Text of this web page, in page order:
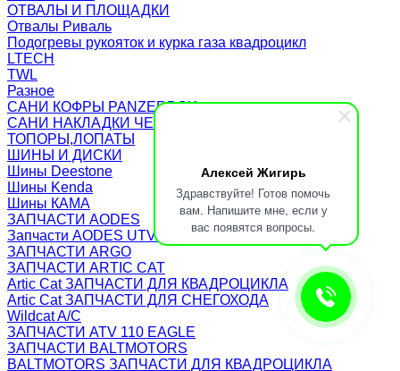
Алексей Жигирь
Здравствуйте! Готов помочь
вам. Напишите мне, если у
вас появятся вопросы.
ОТВАЛЫ И ПЛОЩАДКИ
Отвалы Риваль
Подогревы рукояток и курка газа квадроцикл
LTECH
TWL
Разное
САНИ КОФРЫ PANZERBOX
САНИ НАКЛАДКИ ЧЕХЛЫ Бьюско
ТОПОРЫ,ЛОПАТЫ
ШИНЫ И ДИСКИ
Шины Deestone
Шины Kenda
Шины КАМА
ЗАПЧАСТИ AODES
Запчасти AODES UTV/SSV
ЗАПЧАСТИ ARGO
ЗАПЧАСТИ ARTIC CAT
Artic Cat ЗАПЧАСТИ ДЛЯ КВАДРОЦИКЛА
Artic Cat ЗАПЧАСТИ ДЛЯ СНЕГОХОДА
Wildcat A/C
ЗАПЧАСТИ ATV 110 EAGLE
ЗАПЧАСТИ BALTMOTORS
BALTMOTORS ЗАПЧАСТИ ДЛЯ КВАДРОЦИКЛА